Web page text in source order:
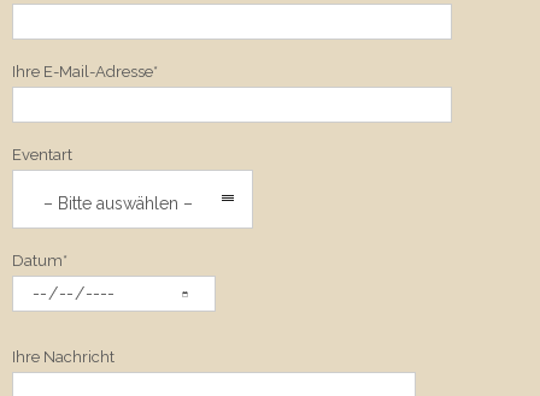
Ihre E-Mail-Adresse*
Eventart
– Bitte auswählen –
Datum*
Ihre Nachricht